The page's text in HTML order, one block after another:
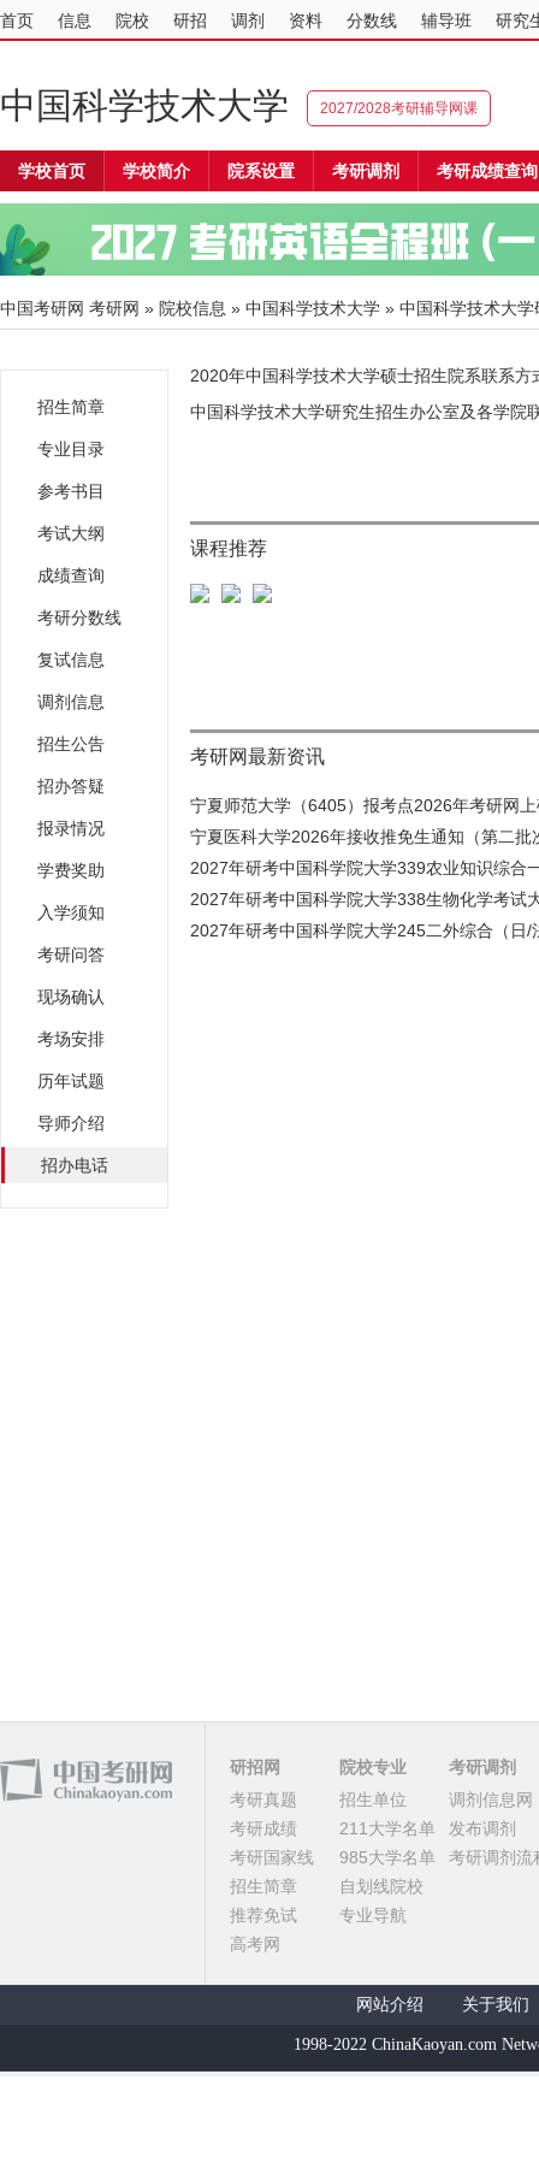
首页 信息 院校 研招 调剂 资料 分数线 辅导班 研究
中国科学技术大学 2027/2028考研辅导网课
学校首页 学校简介 院系设置 考研调剂 考研成绩查询
中国考研网 考研网 » 院校信息 » 中国科学技术大学 » 中国科学技术大
招生简章
专业目录
参考书目
考试大纲
成绩查询
考研分数线
复试信息
调剂信息
招生公告
招办答疑
报录情况
学费奖助
入学须知
考研问答
现场确认
考场安排
历年试题
导师介绍
招办电话
2020年中国科学技术大学硕士招生院系联系方
中国科学技术大学研究生招生办公室及各学院
课程推荐
考研网最新资讯
宁夏师范大学（6405）报考点2026年考研网
宁夏医科大学2026年接收推免生通知（第二批
2027年研考中国科学院大学339农业知识综合
2027年研考中国科学院大学338生物化学考试
2027年研考中国科学院大学245二外综合（日/
研招网
考研真题
考研成绩
考研国家线
招生简章
推荐免试
高考网
院校专业
招生单位
211大学名单
985大学名单
自划线院校
专业导航
考研调剂
调剂信息网
发布调剂
考研调剂流
网站介绍 关于我们
1998-2022 ChinaKaoyan.com